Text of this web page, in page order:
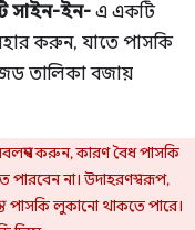
সাইন-ইন- এ একটি
করুন, যাতে পাসকি
তালিকা বজায়
করুন, কারণ বৈধ পাসকি
পারবেন না। উদাহরণস্বরূপ,
পাসকি লুকানো থাকতে পারে।